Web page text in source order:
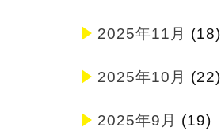
2025年11月 (18)
2025年10月 (22)
2025年9月 (19)